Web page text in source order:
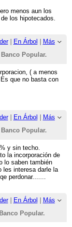
menos aun los
los hipotecados.
| En Árbol
Más
Popular.
( a menos
que no basta con
| En Árbol
Más
Popular.
y sin techo.
la incorporación de
lo saben también
les interesa darle la
perdonar.......
| En Árbol | Más
Popular.